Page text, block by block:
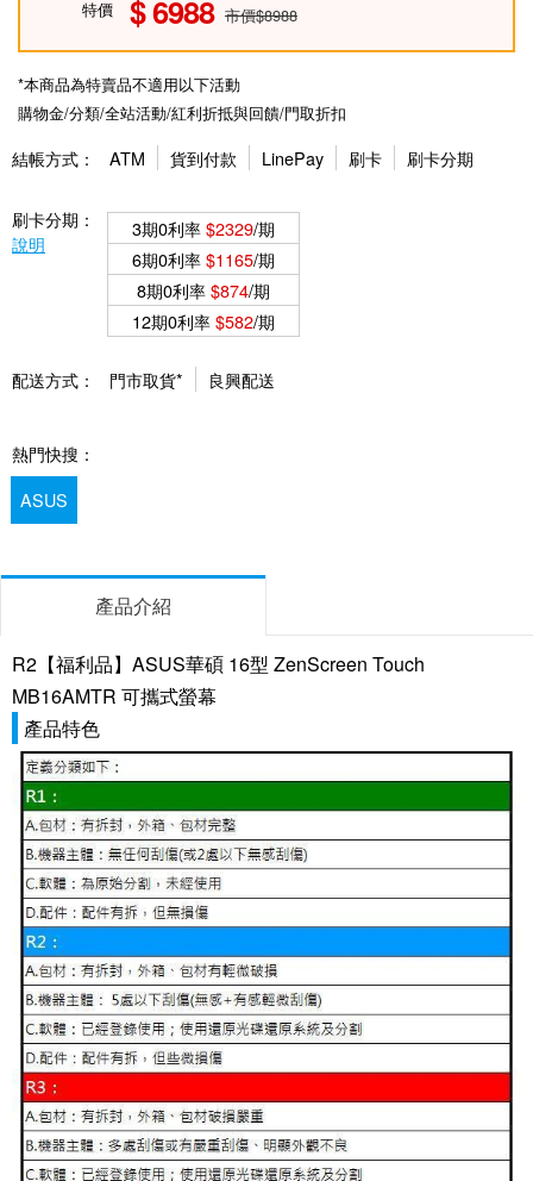
特價 6988 市價$8988
*本商品為特賣品不適用以下活動
購物金/分類/全站活動/紅利折抵與回饋/門取折扣
結帳方式： ATM 貨到付款 LinePay 刷卡 刷卡分期
刷卡分期：
說明
3期0利率$2329/期
6期0利率$1165/期
8期0利率$874/期
12期0利率$582/期
配送方式： 門市取貨* 良興配送
熱門快搜：
ASUS
產品介紹
R2【福利品】ASUS華碩 16型 ZenScreen Touch
MB16AMTR 可攜式螢幕
產品特色